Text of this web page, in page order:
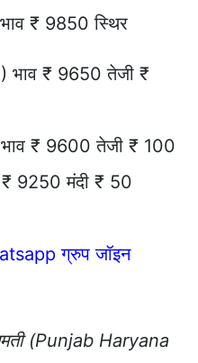
₹ 9850 स्थिर
भाव ₹ 9650 तेजी ₹
₹ 9600 तेजी ₹ 100
9250 मंदी ₹ 50
ग्रुप जॉइन
(Punjab Haryana